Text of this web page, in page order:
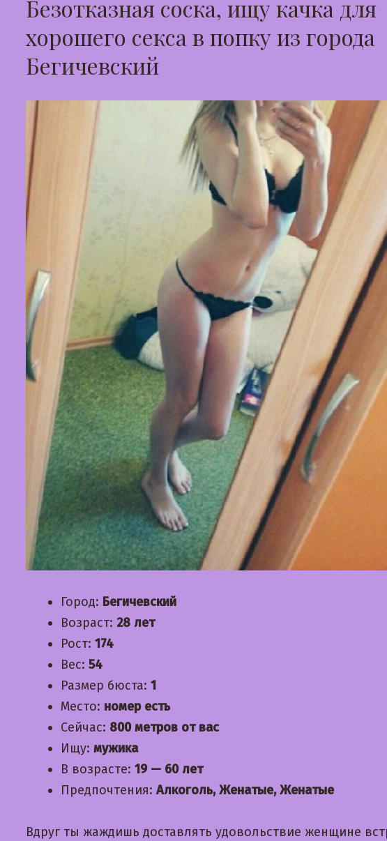
Безотказная соска, ищу качка для
хорошего секса в попку из города
Бегичевский
Город: Бегичевский
Возраст: 28 лет
Рост: 174
Вес: 54
Размер бюста: 1
Место: номер есть
Сейчас: 800 метров от вас
Ищу: мужика
В возрасте: 19 — 60 лет
Предпочтения: Алкоголь, Женатые, Женатые
Вдруг ты жаждишь доставлять удовольствие женщине